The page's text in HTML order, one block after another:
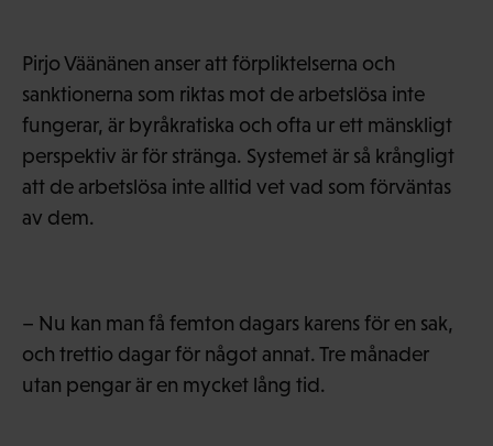
Pirjo Väänänen anser att förpliktelserna och
sanktionerna som riktas mot de arbetslösa inte
fungerar, är byråkratiska och ofta ur ett mänskligt
perspektiv är för stränga. Systemet är så krångligt
att de arbetslösa inte alltid vet vad som förväntas
av dem.
– Nu kan man få femton dagars karens för en sak,
och trettio dagar för något annat. Tre månader
utan pengar är en mycket lång tid.